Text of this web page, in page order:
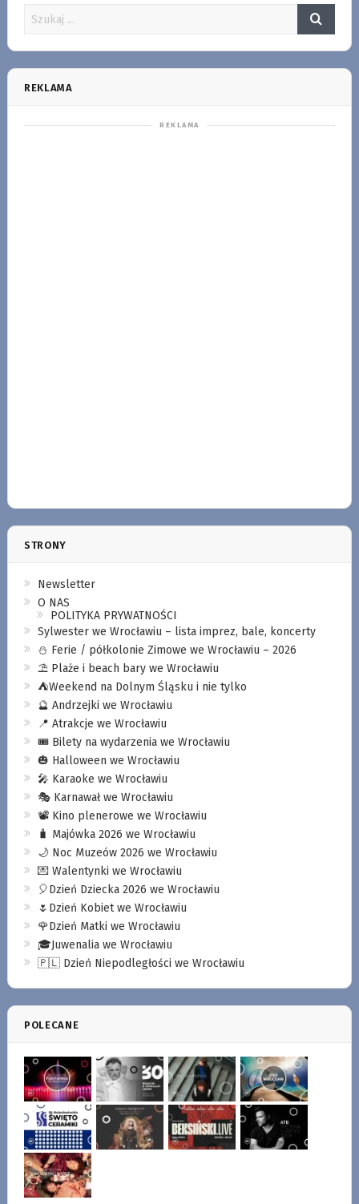
REKLAMA
STRONY
Newsletter
O NAS
POLITYKA PRYWATNOŚCI
Sylwester we Wrocławiu – lista imprez, bale, koncerty
⛄️ Ferie / półkolonie Zimowe we Wrocławiu – 2026
⛱️ Plaże i beach bary we Wrocławiu
⛺️Weekend na Dolnym Śląsku i nie tylko
🔮 Andrzejki we Wrocławiu
📍 Atrakcje we Wrocławiu
🎟️ Bilety na wydarzenia we Wrocławiu
🎃 Halloween we Wrocławiu
🎤 Karaoke we Wrocławiu
🎭 Karnawał we Wrocławiu
📽️ Kino plenerowe we Wrocławiu
🧳 Majówka 2026 we Wrocławiu
🌙 Noc Muzeów 2026 we Wrocławiu
💌 Walentynki we Wrocławiu
🎈Dzień Dziecka 2026 we Wrocławiu
🌷Dzień Kobiet we Wrocławiu
🌹Dzień Matki we Wrocławiu
🎓Juwenalia we Wrocławiu
🇵🇱 Dzień Niepodległości we Wrocławiu
POLECANE